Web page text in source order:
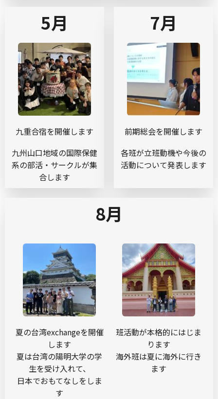
5月
九重合宿を開催します
九州山口地域の国際保健
系の部活・サークルが集
合します
7月
前期総会を開催します
各班が立班動機や今後の
活動について発表します
8月
夏の台湾exchangeを開催
します
夏は台湾の陽明大学の学
生を受け入れて、
日本でおもてなしをしま
す
班活動が本格的にはじま
ります
海外班は夏に海外に行き
ます